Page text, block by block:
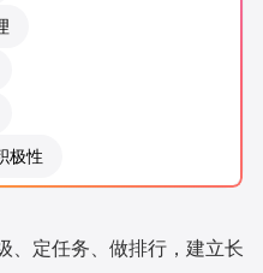
场景库
中心
极性
、定任务、做排行，建立长